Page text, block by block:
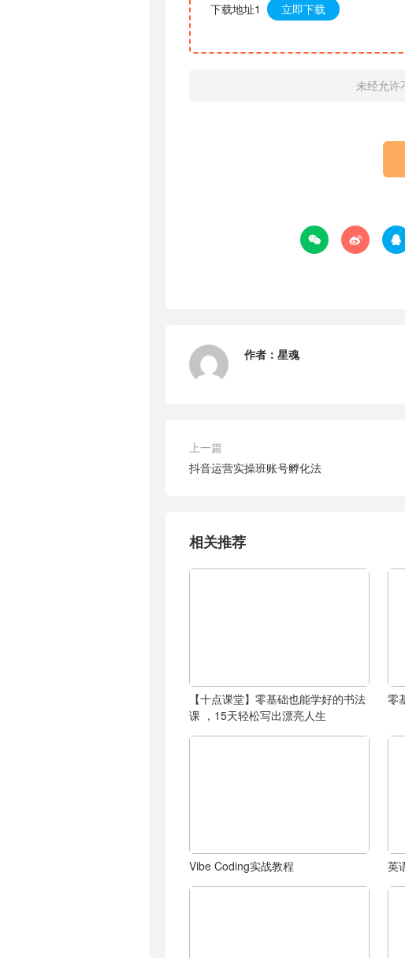
下载地址1 立即下载
未经允许
  
作者： 星魂
上一篇
抖音运营实操班账号孵化法
相关推荐
【十点课堂】零基础也能学好的书法
课 ，15天轻松写出漂亮人生
零
Vibe Coding实战教程 英